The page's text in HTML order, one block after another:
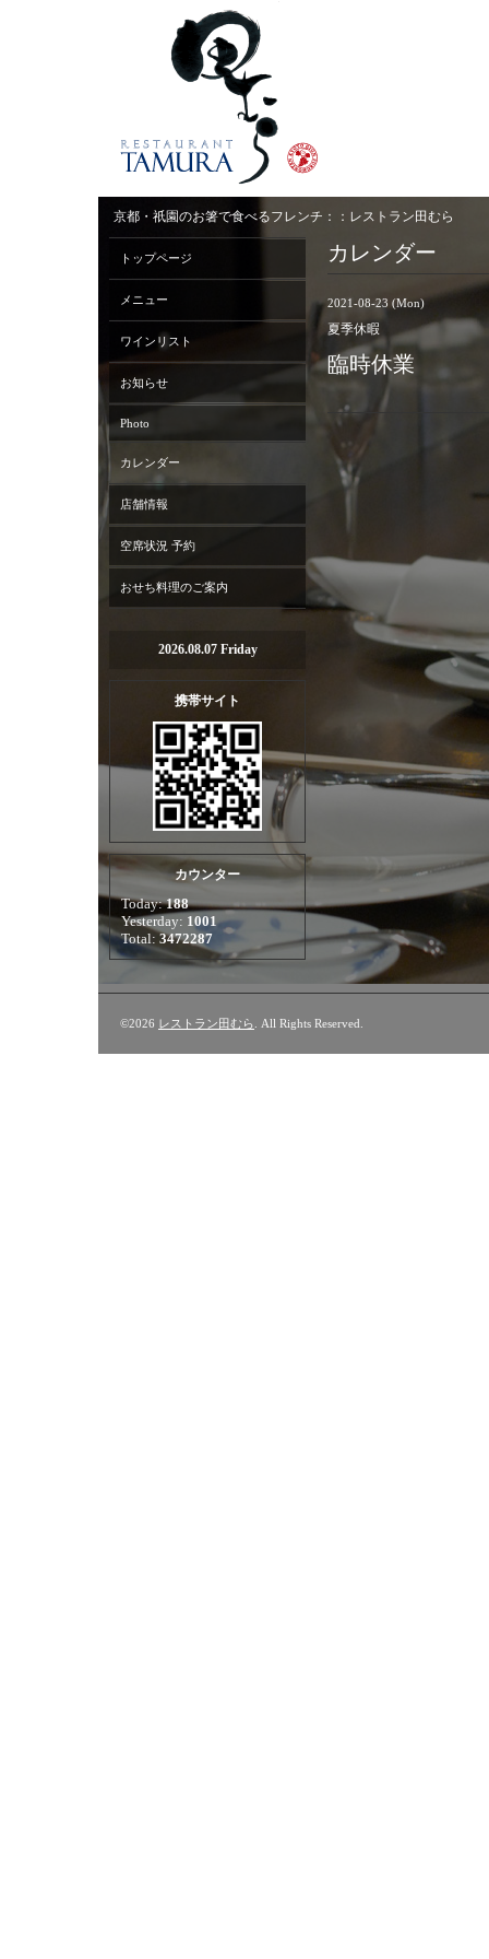
京都・祇園のお箸で食べるフレンチ：：レストラン田むら
カレンダー
2021-08-23 (Mon)
夏季休暇
臨時休業
トップページ
メニュー
ワインリスト
お知らせ
Photo
カレンダー
店舗情報
空席状況 予約
おせち料理のご案内
2026.08.07 Friday
携帯サイト
カウンター
Today:188
Yesterday: 1001
Total: 3472287
©2026 レストラン田むら . All Rights Reserved.